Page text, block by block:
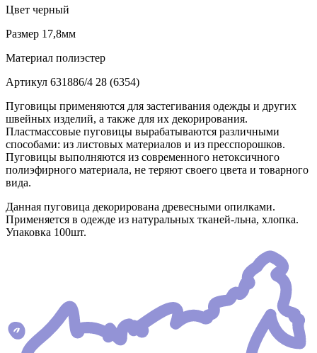
Цвет черный
Размер 17,8мм
Материал полиэстер
Артикул 631886/4 28 (6354)
Пуговицы применяются для застегивания одежды и других
швейных изделий, а также для их декорирования.
Пластмассовые пуговицы вырабатываются различными
способами: из листовых материалов и из пресспорошков.
Пуговицы выполняются из современного нетоксичного
полиэфирного материала, не теряют своего цвета и товарного
вида.
Данная пуговица декорирована древесными опилками.
Применяется в одежде из натуральных тканей-льна, хлопка.
Упаковка 100шт.